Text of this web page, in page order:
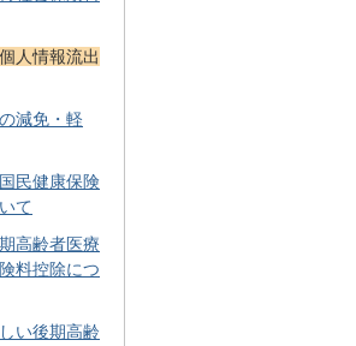
人情報流出
減免・軽
民健康保険
て
高齢者医療
料控除につ
い後期高齢